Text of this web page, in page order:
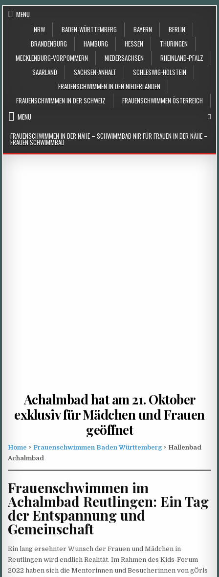
Skip to content
MENU
NRW
BADEN-WÜRTTEMBERG BAYERN
BERLIN
BRANDENBURG
HAMBURG HESSEN
THÜRINGEN
MECKLENBURG-VORPOMMERN
NIEDERSACHSEN
RHEINLAND-PFALZ
SAARLAND
SACHSEN-ANHALT
SCHLESWIG-HOLSTEIN
FRAUENSCHWIMMEN IN DEN NIEDERLANDEN
FRAUENSCHWIMMEN IN DER SCHWEIZ
FRAUENSCHWIMMEN ÖSTERREICH
MENU
FRAUENSCHWIMMEN IN DER NÄHE – SCHWIMMBAD NIR FÜR FRAUEN IN DER NÄHE –
FRAUEN SCHWIMMBAD
Achalmbad hat am 21. Oktober
exklusiv für Mädchen und Frauen
geöffnet
Home >Frauenschwimmen Baden Württemberg > Hallenbad
Achalmbad
Frauenschwimmen im
Achalmbad Reutlingen: Ein Tag
der Entspannung und
Gemeinschaft
Ein lang ersehnter Wunsch der Frauen und Mädchen in
Reutlingen wird endlich Realität. Im Rahmen des Kids-Forum
2022 haben sich die Mentorinnen und Besucherinnen von gÖrls